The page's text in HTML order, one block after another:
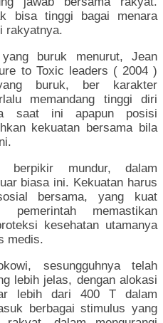
bisa tinggi bagai menara
rakyatnya.
buruk menurut, Jean
to Toxic leaders ( 2004 )
buruk, ber karakter
memandang tinggi diri
saat ini apapun posisi
kekuatan bersama bila
mundur, dalam
biasa ini. Kekuatan harus
bersama, yang kuat
memastikan
kesehatan utamanya
medis.
sesungguhnya telah
lebih jelas, dengan alokasi
lebih dari 400 T dalam
berbagai stimulus yang